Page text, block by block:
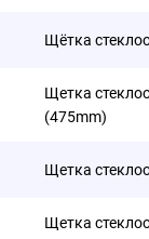
Щётка
Щетка
(475mm)
Щетка
Щетка